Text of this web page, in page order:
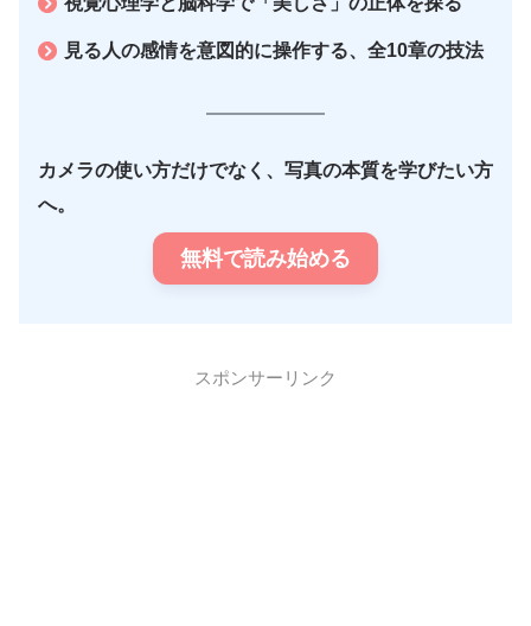
見る人の感情を意図的に操作する、全10章の技法
カメラの使い方だけでなく、写真の本質を学びたい方
へ。
無料で読み始める
スポンサーリンク